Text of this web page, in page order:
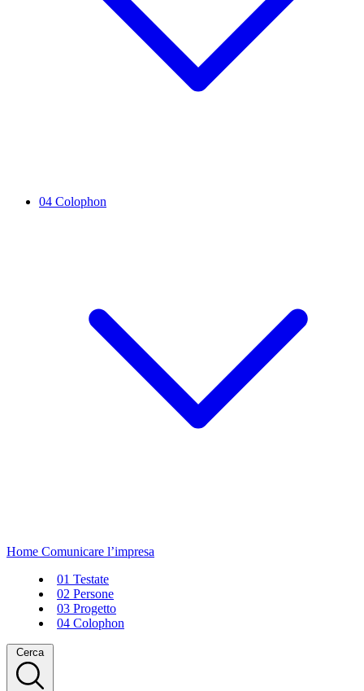
04 Colophon
Home Comunicare l’impresa
01 Testate
02 Persone
03 Progetto
04 Colophon
Cerca